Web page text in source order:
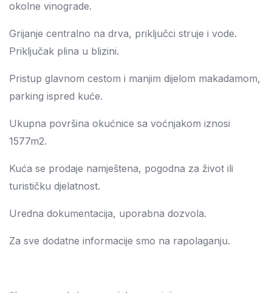
okolne vinograde.
Grijanje centralno na drva, priključci struje i vode.
Priključak plina u blizini.
Pristup glavnom cestom i manjim dijelom makadamom,
parking ispred kuće.
Ukupna površina okućnice sa voćnjakom iznosi
1577m2.
Kuća se prodaje namještena, pogodna za život ili
turističku djelatnost.
Uredna dokumentacija, uporabna dozvola.
Za sve dodatne informacije smo na rapolaganju.